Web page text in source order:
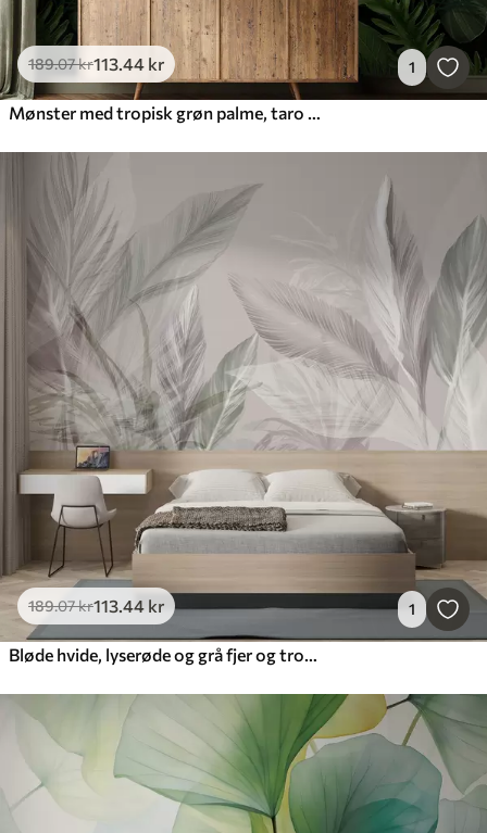
189.07kr113.44 kr 1
Mønster med tropisk grøn palme, taro og bananblade
189.07kr113.44 kr 1
Bløde hvide, lyserøde og grå fjer og tropiske blade svævende mod en lys baggrund